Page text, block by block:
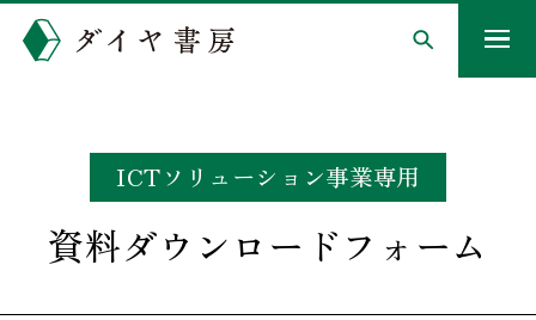
ICTソリューション事業専用
資料ダウンロードフォーム